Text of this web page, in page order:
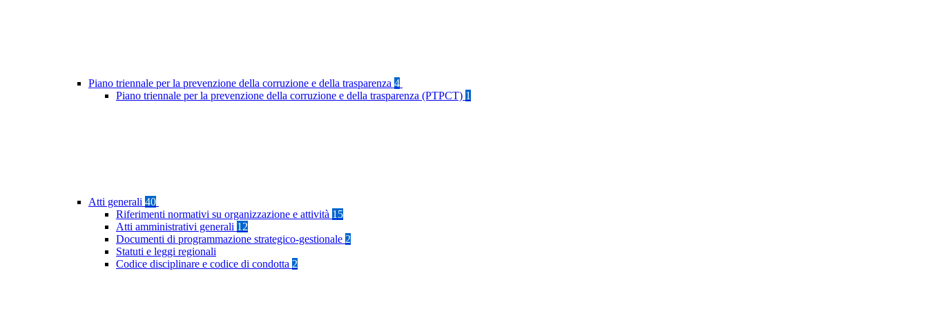
Piano triennale per la prevenzione della corruzione e della trasparenza 4
Piano triennale per la prevenzione della corruzione e della trasparenza (PTPCT) 1
Atti generali 40
Riferimenti normativi su organizzazione e attività 15
Atti amministrativi generali 12
Documenti di programmazione strategico-gestionale 2
Statuti e leggi regionali
Codice disciplinare e codice di condotta 2